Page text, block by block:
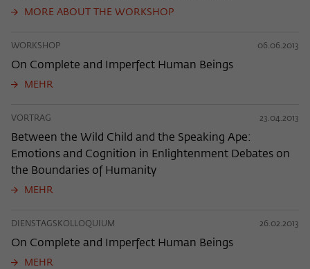
MORE ABOUT THE WORKSHOP
WORKSHOP 06.06.2013
On Complete and Imperfect Human Beings
MEHR
VORTRAG 23.04.2013
Between the Wild Child and the Speaking Ape:
Emotions and Cognition in Enlightenment Debates on
the Boundaries of Humanity
MEHR
DIENSTAGSKOLLOQUIUM 26.02.2013
On Complete and Imperfect Human Beings
MEHR